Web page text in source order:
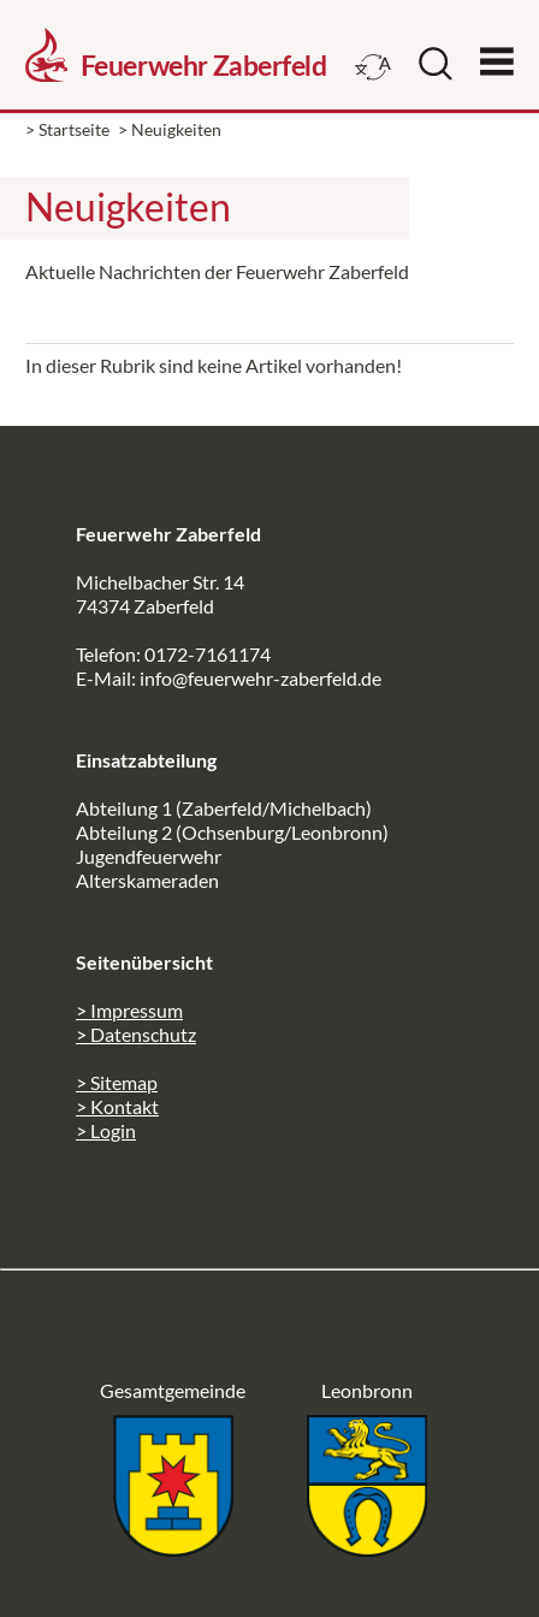
> Startseite > Neuigkeiten
Neuigkeiten
Aktuelle Nachrichten der Feuerwehr Zaberfeld
In dieser Rubrik sind keine Artikel vorhanden!
Feuerwehr Zaberfeld
Michelbacher Str. 14
74374 Zaberfeld
Telefon: 0172-7161174
E-Mail: info@feuerwehr-zaberfeld.de
Einsatzabteilung
Abteilung 1 (Zaberfeld/Michelbach)
Abteilung 2 (Ochsenburg/Leonbronn)
Jugendfeuerwehr
Alterskameraden
Seitenübersicht
> Impressum
> Datenschutz
> Sitemap
> Kontakt
> Login
Gesamtgemeinde Leonbronn